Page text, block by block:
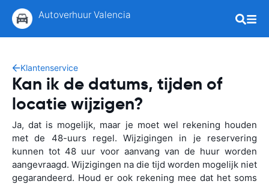
Autoverhuur Valencia
Klantenservice
Kan ik de datums, tijden of
locatie wijzigen?
Ja, dat is mogelijk, maar je moet wel rekening houden
met de 48-uurs regel. Wijzigingen in je reservering
kunnen tot 48 uur voor aanvang van de huur worden
aangevraagd. Wijzigingen na die tijd worden mogelijk niet
gegarandeerd. Houd er ook rekening mee dat het soms